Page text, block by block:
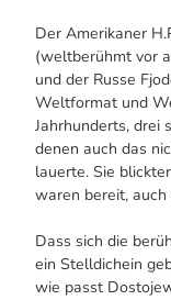
Der Amerikaner
(weltberühmt vor
und der Russe
Weltformat und
Jahrhunderts, drei
denen auch das
lauerte. Sie
waren bereit,
Dass sich die
ein Stelldichein
wie passt